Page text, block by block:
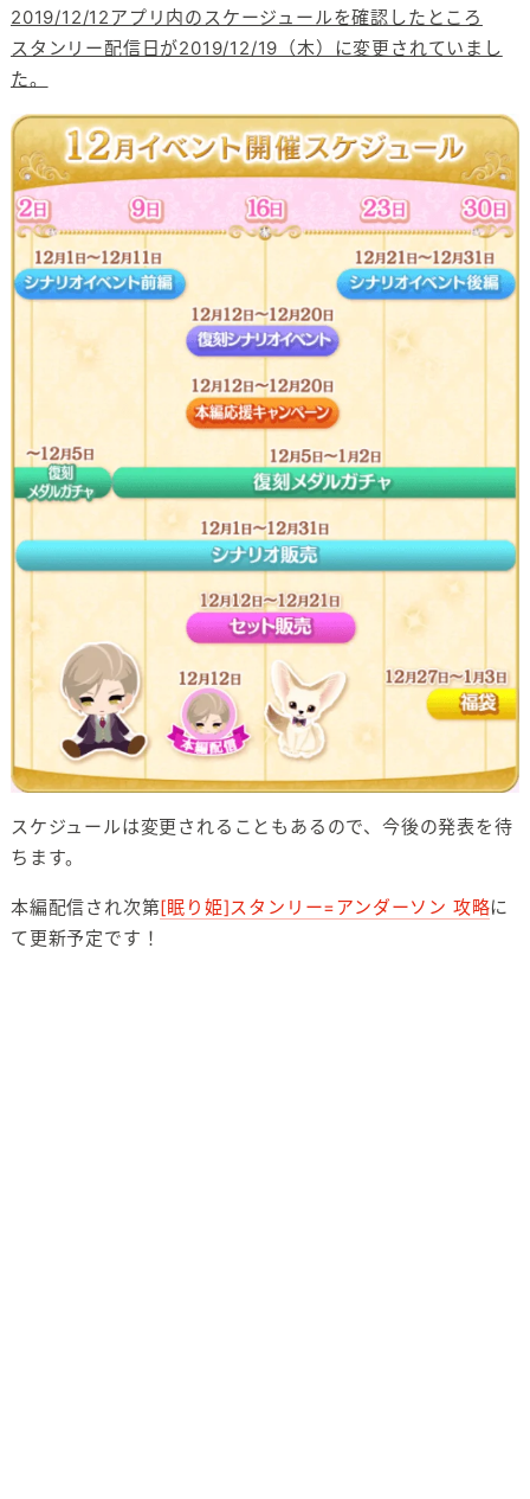
2019/12/12アプリ内のスケージュールを確認したところ
スタンリー配信日が2019/12/19（木）に変更されていまし
た。
スケジュールは変更されることもあるので、今後の発表を待
ちます。
本編配信され次第[眠り姫]スタンリー=アンダーソン 攻略に
て更新予定です！